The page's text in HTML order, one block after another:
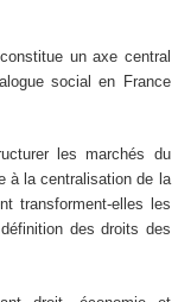
un axe central
social en France
les marchés du
à la centralisation de la
transforment-elles les
des droits des